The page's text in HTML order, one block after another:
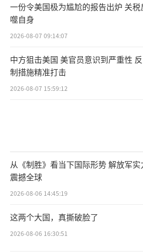
一份令美国极为尴尬的报告出炉 关税
噬自身
2026-08-07 09:14:07
中方狙击美国 美官员意识到严重性 反
制措施精准打击
2026-08-07 15:59:12
从《制胜》看当下国际形势 解放军实
震撼全球
2026-08-06 14:45:19
这两个大国，真撕破脸了
2026-08-06 16:30:51